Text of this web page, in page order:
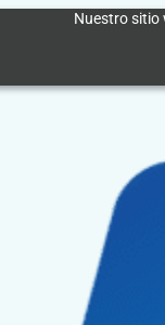
Nuestro sitio